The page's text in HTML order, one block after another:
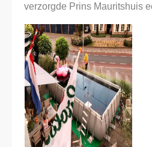
verzorgde Prins Mauritshuis